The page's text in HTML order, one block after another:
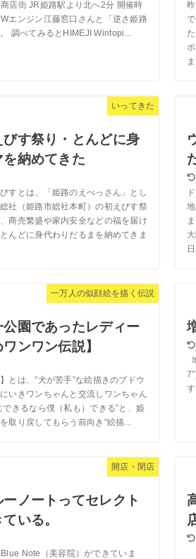
店街 JR姫路駅より北へ2分 開催時
エンジン江藤窓口さんと「逆さ姫路
調べてみるとHIMEJI Wintopi...
いってきた
す祭り・とんどに身
納めてきた
すとは、「姫路のえべっさん」とし
社（姫路市総社本町）の初えびす祭
商売繁盛や家内安全などの福を届け
んどに身代わりだるまを納めてきま
一万人の似顔絵を描く伝説
園であったレディー
ンワン伝説】
とは、”犬が苦手”な絵描きのブドウ
いきワンちゃんと交流しワンちゃん
できるなら僕（私も）できる”と、姫
取り戻してもらう前向き”絵描...
す
開店・閉店
ノートってセレクト
いる。
Note（美容院）ができていま